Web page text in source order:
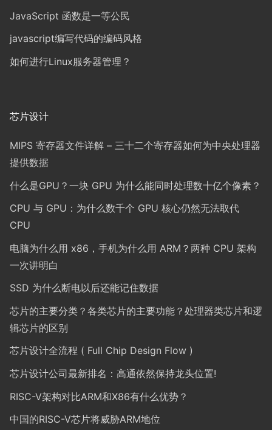
JavaScript 函数是一等公民
javascript编写代码的编码风格
如何进行Linux服务器管理？
芯片设计
MIPS 寄存器文件详解 – 三十二个寄存器如何为中央处理器
提供数据
什么是GPU？一块 GPU 为什么能同时处理数十亿个像素？
CPU 与 GPU：为什么数千个 GPU 核心仍然无法取代
CPU
电脑为什么用 x86，手机为什么用 ARM？两种 CPU 架构
一次讲明白
SSD 为什么断电以后还能记住数据
芯片的主要分类？各类芯片的主要功能？处理器类芯片和逻
辑芯片的区别
芯片设计全流程 ( Full Chip Design Flow )
芯片设计公司最新排名：高通依然保持龙头位置!
RISC-V架构对比ARM和X86有什么优势？
中国的RISC-V芯片将威胁ARM地位